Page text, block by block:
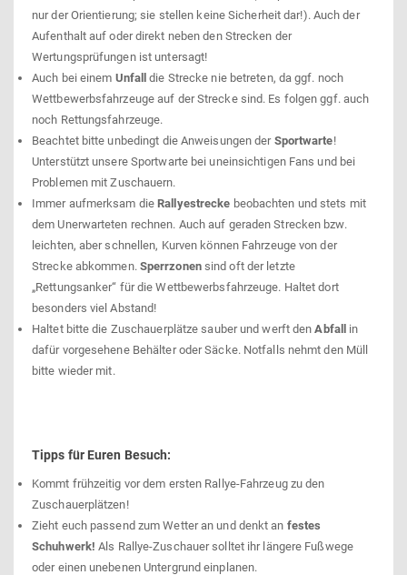
nur der Orientierung; sie stellen keine Sicherheit dar!). Auch der
Aufenthalt auf oder direkt neben den Strecken der
Wertungsprüfungen ist untersagt!
Auch bei einem Unfall die Strecke nie betreten, da ggf. noch
Wettbewerbsfahrzeuge auf der Strecke sind. Es folgen ggf. auch
noch Rettungsfahrzeuge.
Beachtet bitte unbedingt die Anweisungen der Sportwarte!
Unterstützt unsere Sportwarte bei uneinsichtigen Fans und bei
Problemen mit Zuschauern.
Immer aufmerksam dieRallyestrecke beobachten und stets mit
dem Unerwarteten rechnen. Auch auf geraden Strecken bzw.
leichten, aber schnellen, Kurven können Fahrzeuge von der
Strecke abkommen. Sperrzonensind oft der letzte
„Rettungsanker“ für die Wettbewerbsfahrzeuge. Haltet dort
besonders viel Abstand!
Haltet bitte die Zuschauerplätze sauber und werft denAbfall
in
dafür vorgesehene Behälter oder Säcke. Notfalls nehmt den Müll
bitte wieder mit.
Tipps für Euren Besuch:
Kommt frühzeitig vor dem ersten Rallye-Fahrzeug zu den
Zuschauerplätzen!
Zieht euch passend zum Wetter an und denkt an festes
Schuhwerk! Als Rallye-Zuschauer solltet ihr längere Fußwege
oder einen unebenen Untergrund einplanen.